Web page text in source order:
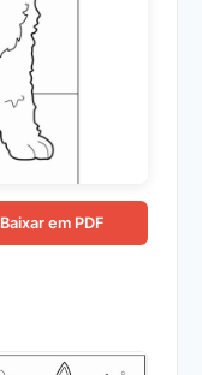
Baixar em PDF